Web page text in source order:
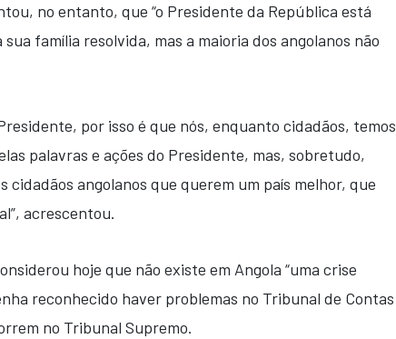
no entanto, que “o Presidente da República está
família resolvida, mas a maioria dos angolanos não
por isso é que nós, enquanto cidadãos, temos
palavras e ações do Presidente, mas, sobretudo,
cidadãos angolanos que querem um país melhor, que
acrescentou.
hoje que não existe em Angola “uma crise
reconhecido haver problemas no Tribunal de Contas
no Tribunal Supremo.